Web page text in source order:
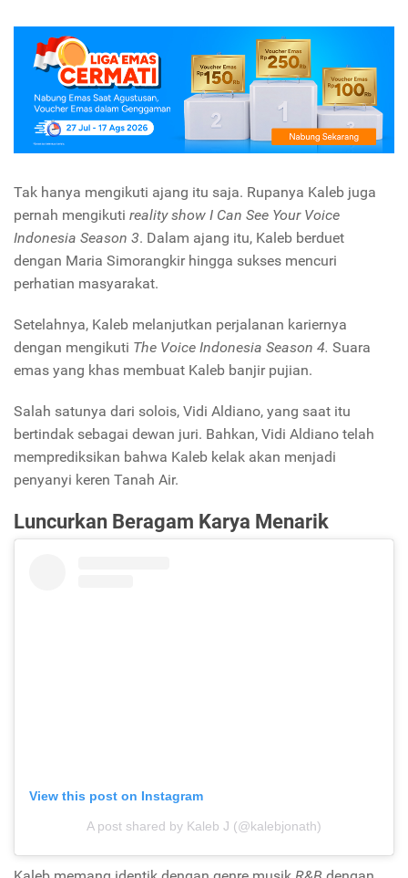
Tak hanya mengikuti ajang itu saja. Rupanya Kaleb juga
pernah mengikuti reality show I Can See Your Voice
Indonesia Season 3. Dalam ajang itu, Kaleb berduet
dengan Maria Simorangkir hingga sukses mencuri
perhatian masyarakat.
Setelahnya, Kaleb melanjutkan perjalanan kariernya
dengan mengikuti The Voice Indonesia Season 4. Suara
emas yang khas membuat Kaleb banjir pujian.
Salah satunya dari solois, Vidi Aldiano, yang saat itu
bertindak sebagai dewan juri. Bahkan, Vidi Aldiano telah
memprediksikan bahwa Kaleb kelak akan menjadi
penyanyi keren Tanah Air.
Luncurkan Beragam Karya Menarik
View this post on Instagram
A post shared by Kaleb J (@kalebjonath)